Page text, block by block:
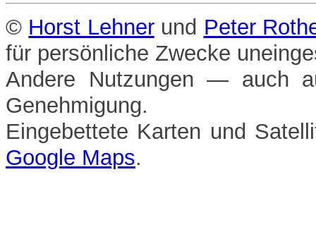
© Horst Lehnerund Peter
für persönliche Zwecke
Andere Nutzungen — auch
Genehmigung.
Eingebettete Karten und
Google Maps.